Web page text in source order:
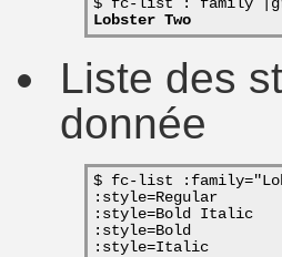
Lobster Two
Liste des
donnée
$ fc-list
:style=Regular
:style=Bold Italic
:style=Bold
:style=Italic